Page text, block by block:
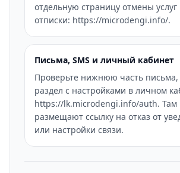
отдельную страницу отмены услуг
отписки: https://microdengi.info/.
Письма, SMS и личный кабинет
Проверьте нижнюю часть письма,
раздел с настройками в личном
https://lk.microdengi.info/auth. Там
размещают ссылку на отказ от
или настройки связи.